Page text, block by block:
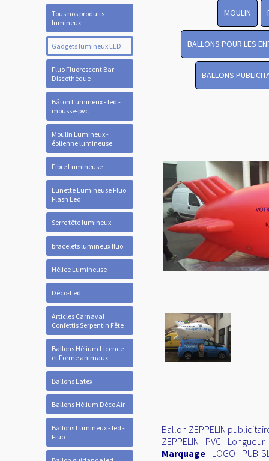
Tous nos produits
lumineux
Gadgets lumineux LED
Fluo Fluorescent Bar
Discothèque
Bâton Lumineux - led -
mousse-pvc
Moulin Lumineux -
éolienne lumineuse
Fibre Lumineuse
Lunette Lumineuse Fluo
Flash Led
Serre tête lumineux
bracelets lumineux fluo
Hélice Lumineuse
Déco-Led
Articles Carnaval
Confettis Serpentin Fête
Ballons Hélium Licence
et Forme animaux
Ballons Latex
Ballons Hélium Déco Air
Ballons Lumineux - led -
Fluo
MOULIN
BALLONS POUR LES
BALLONS
Ballon ZEPPELIN
ZEPPELIN - PVC -
Marquage- LOGO - PUB-